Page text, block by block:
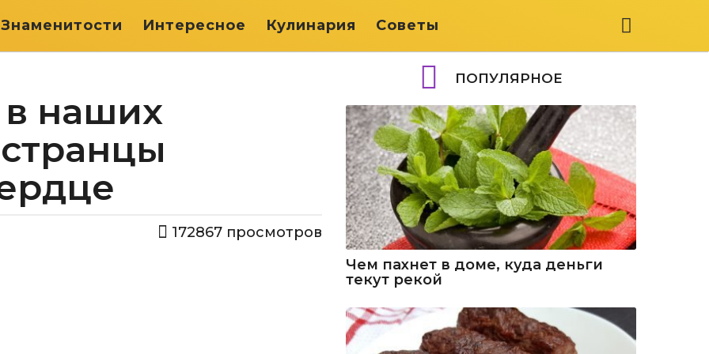
Знаменитости Интересное Кулинария Советы
наших
172867 просмотров
ПОПУЛЯРНОЕ
Чем пахнет в доме, куда деньги
текут рекой